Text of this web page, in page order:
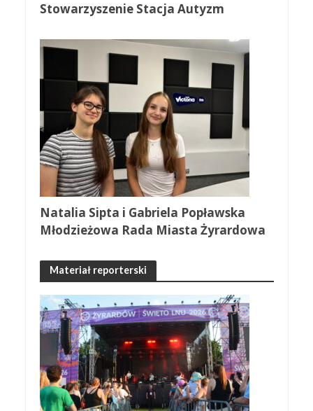
Stowarzyszenie Stacja Autyzm
Natalia Sipta i Gabriela Popławska
Młodzieżowa Rada Miasta Żyrardowa
Materiał reporterski